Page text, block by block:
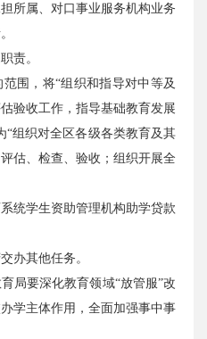
所属、对口事业服务机构业务
责。
范围，将“组织和指导对中等及
验收工作，指导基础教育发展
“组织对全区各级各类教育及其
估、检查、验收；组织开展全
统学生资助管理机构助学贷款
办其他任务。
局要深化教育领域“放管服”改
学主体作用，全面加强事中事